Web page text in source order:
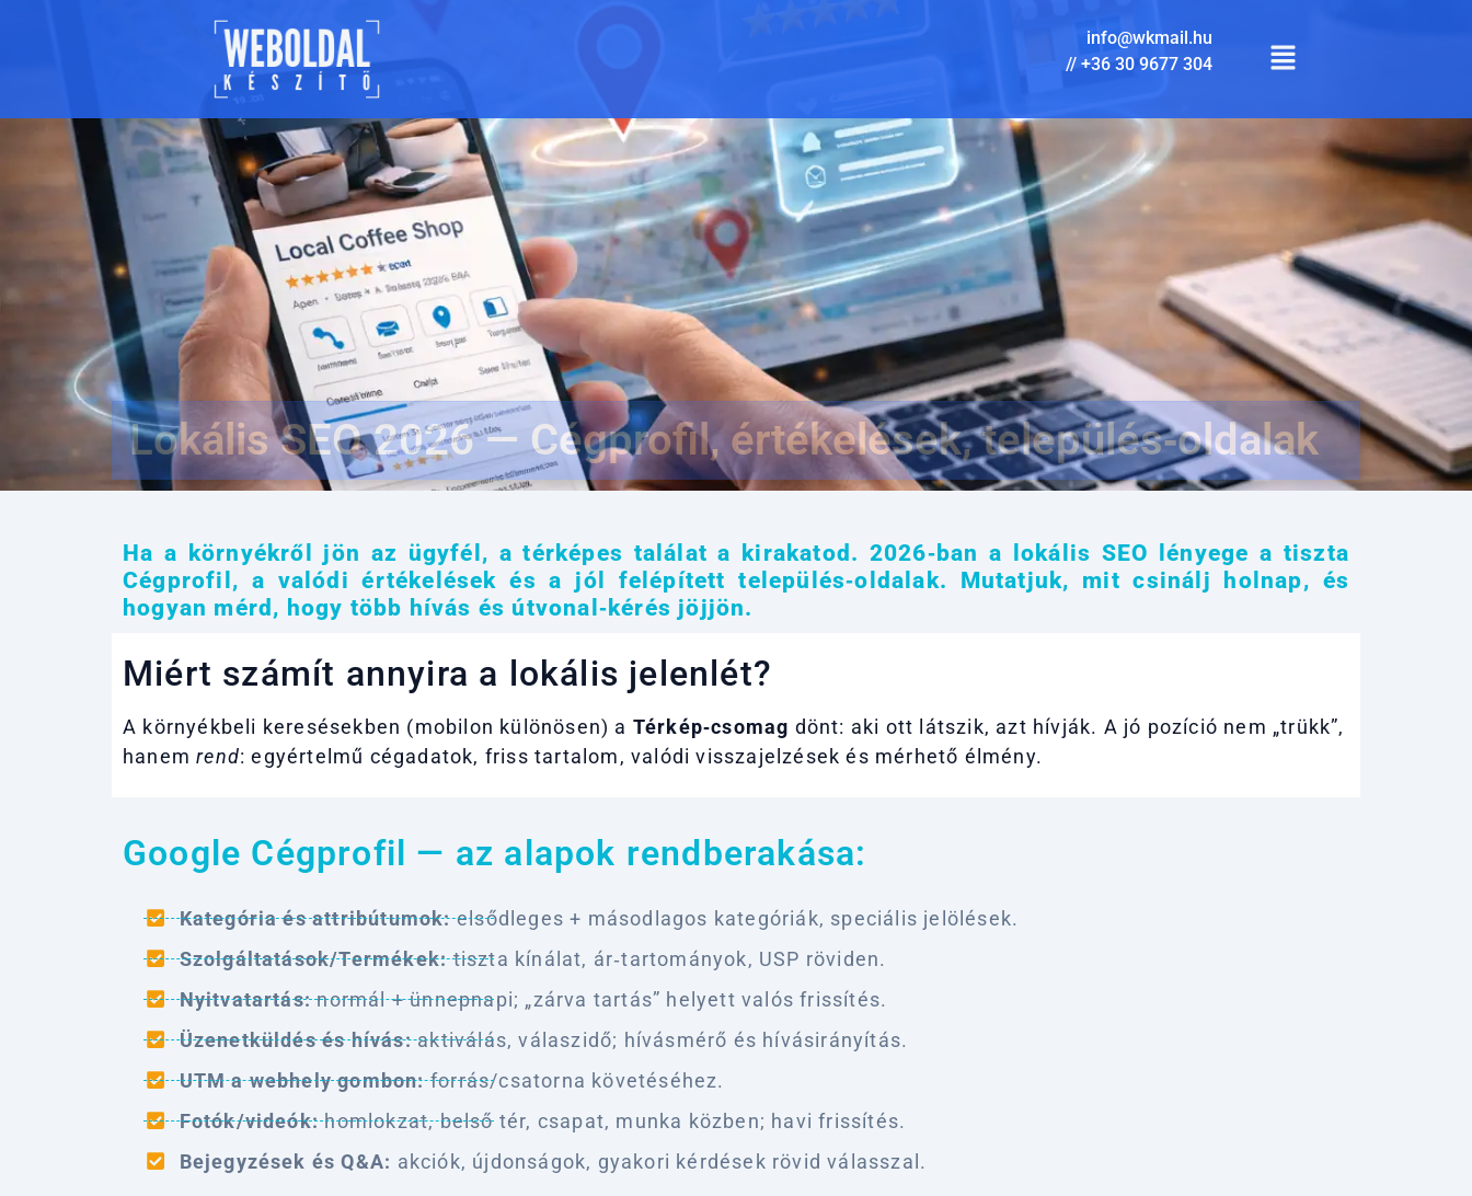
info@wkmail.hu
//+36 30 9677 304
Lokális SEO 2026 — Cégprofil, értékelések, település‑oldalak
Ha a környékről jön az ügyfél, a térképes találat a kirakatod. 2026‑ban a lokális SEO lényege a tiszta
Cégprofil, a valódi értékelések és a jól felépített település‑oldalak. Mutatjuk, mit csinálj holnap, és
hogyan mérd, hogy több hívás és útvonal‑kérés jöjjön.
Miért számít annyira a lokális jelenlét?
A környékbeli keresésekben (mobilon különösen) a Térkép‑csomag dönt: aki ott látszik, azt hívják. A jó pozíció nem „trükk”,
hanemrend: egyértelmű cégadatok, friss tartalom, valódi visszajelzések és mérhető élmény.
Google Cégprofil — az alapok rendberakása:
Kategória és attribútumok:elsődleges + másodlagos kategóriák, speciális jelölések.
Szolgáltatások/Termékek:tiszta kínálat, ár‑tartományok, USP röviden.
Nyitvatartás:normál + ünnepnapi; „zárva tartás” helyett valós frissítés.
Üzenetküldés és hívás:aktiválás, válaszidő; hívásmérő és hívásirányítás.
UTM a webhely gombon:forrás/csatorna követéséhez.
Fotók/videók:homlokzat, belső tér, csapat, munka közben; havi frissítés.
Bejegyzések és Q&A: akciók, újdonságok, gyakori kérdések rövid válasszal.